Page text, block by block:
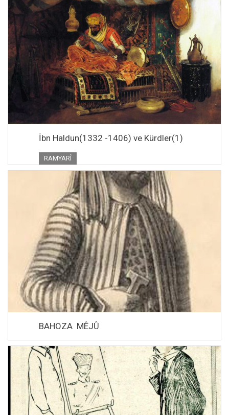
İbn Haldun(1332 -1406) ve Kürdler(1)
RAMYARÎ
BAHOZA MÊJÛ